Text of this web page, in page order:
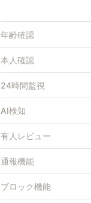
年齢確認
本人確認
24時間監視
AI検知
有人レビュー
通報機能
ブロック機能